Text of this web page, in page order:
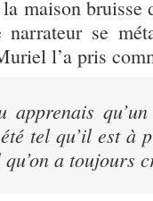
maison
se
l’a pris
tel qu’il est à
a toujours